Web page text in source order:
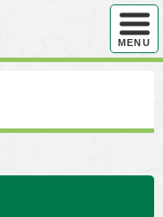
ハンバ
MENU